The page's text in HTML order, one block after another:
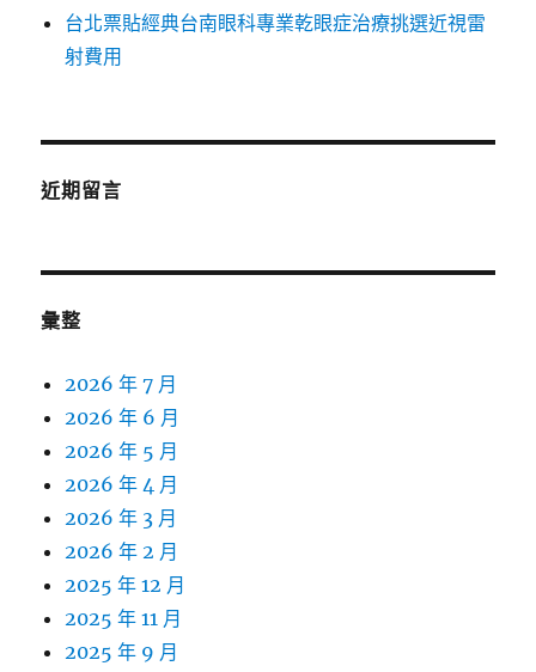
台北票貼經典台南眼科專業乾眼症治療挑選近視雷
射費用
近期留言
彙整
2026 年 7 月
2026 年 6 月
2026 年 5 月
2026 年 4 月
2026 年 3 月
2026 年 2 月
2025 年 12 月
2025 年 11 月
2025 年 9 月